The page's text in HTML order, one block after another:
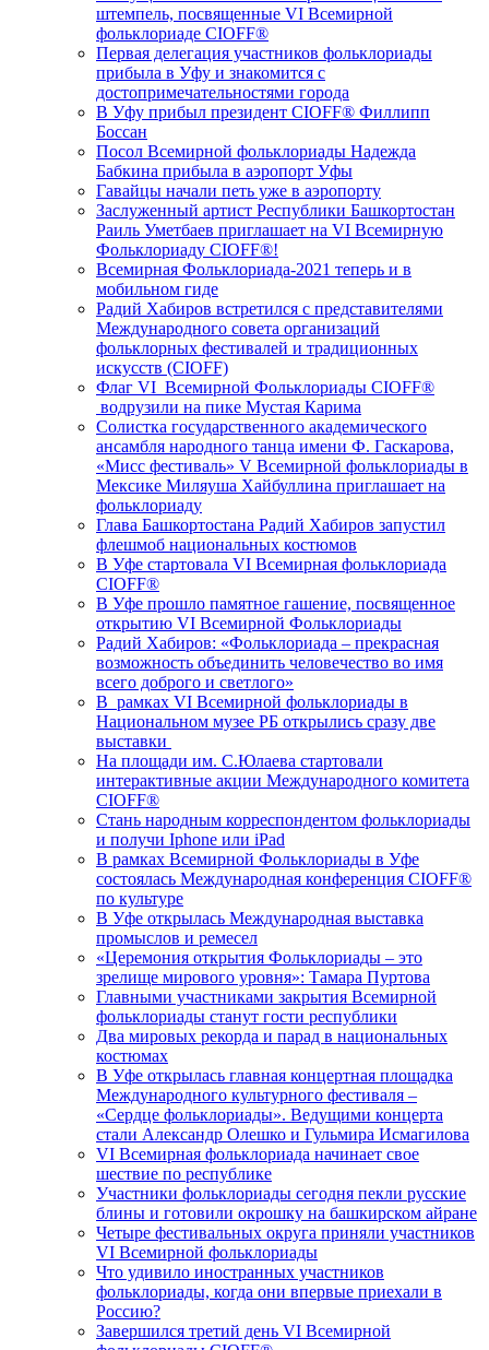
штемпель, посвященные VI Всемирной
фольклориаде CIOFF®️
Первая делегация участников фольклориады
прибыла в Уфу и знакомится с
достопримечательностями города
В Уфу прибыл президент CIOFF®️ Филлипп
Боссан
Посол Всемирной фольклориады Надежда
Бабкина прибыла в аэропорт Уфы
Гавайцы начали петь уже в аэропорту
Заслуженный артист Республики Башкортостан
Раиль Уметбаев приглашает на VI Всемирную
Фольклориаду CIOFF®️!
Всемирная Фольклориада-2021 теперь и в
мобильном гиде
Радий Хабиров встретился с представителями
Международного совета организаций
фольклорных фестивалей и традиционных
искусств (CIOFF)
Флаг VI Всемирной Фольклориады CIOFF®️
водрузили на пике Мустая Карима
Солистка государственного академического
ансамбля народного танца имени Ф. Гаскарова,
«Мисс фестиваль» V Всемирной фольклориады в
Мексике Миляуша Хайбуллина приглашает на
фольклориаду
Глава Башкортостана Радий Хабиров запустил
флешмоб национальных костюмов
В Уфе стартовала VI Всемирная фольклориада
CIOFF®️
В Уфе прошло памятное гашение, посвященное
открытию VI Всемирной Фольклориады
Радий Хабиров: «Фольклориада – прекрасная
возможность объединить человечество во имя
всего доброго и светлого»
В рамках VI Всемирной фольклориады в
Национальном музее РБ открылись сразу две
выставки
На площади им. С.Юлаева стартовали
интерактивные акции Международного комитета
CIOFF®️
Стань народным корреспондентом фольклориады
и получи Iphone или iPad
В рамках Всемирной Фольклориады в Уфе
состоялась Международная конференция CIOFF®️
по культуре
В Уфе открылась Международная выставка
промыслов и ремесел
«Церемония открытия Фольклориады – это
зрелище мирового уровня»: Тамара Пуртова
Главными участниками закрытия Всемирной
фольклориады станут гости республики
Два мировых рекорда и парад в национальных
костюмах
В Уфе открылась главная концертная площадка
Международного культурного фестиваля –
«Сердце фольклориады». Ведущими концерта
стали Александр Олешко и Гульмира Исмагилова
VI Всемирная фольклориада начинает свое
шествие по республике
Участники фольклориады сегодня пекли русские
блины и готовили окрошку на башкирском айране
Четыре фестивальных округа приняли участников
VI Всемирной фольклориады
Что удивило иностранных участников
фольклориады, когда они впервые приехали в
Россию?
Завершился третий день VI Всемирной